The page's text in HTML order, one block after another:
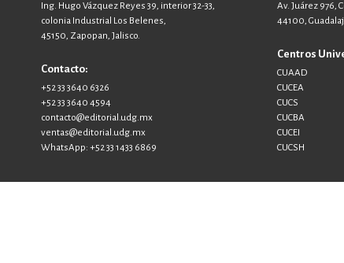
Ing. Hugo Vázquez Reyes 39, interior 32-33,
colonia Industrial Los Belenes,
45150, Zapopan, Jalisco.
Contacto:
+52 33 3640 6326
+52 33 3640 4594
contacto@editorial.udg.mx
ventas@editorial.udg.mx
WhatsApp: +52 33 1433 6869
Av. Juárez 976,
44100,
Centros
CUAAD
CUCEA
CUCS
CUCBA
CUCEI
CUCSH